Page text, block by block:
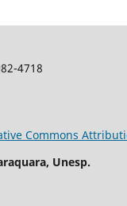
4718
Commons
Unesp.